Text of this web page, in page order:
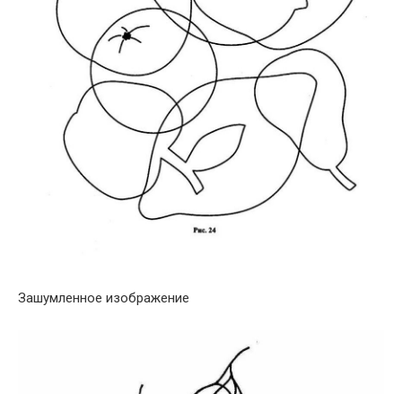
Зашумленное изображение